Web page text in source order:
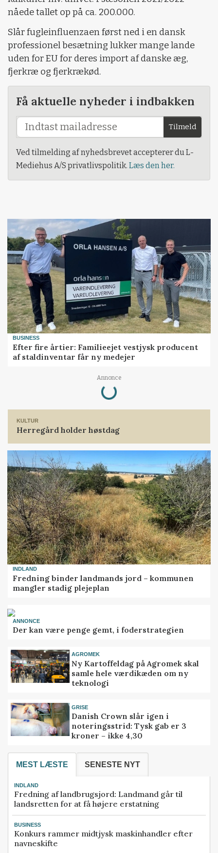
nåede tallet op på ca. 200.000.
Slår fugleinfluenzaen først ned i en dansk
professionel besætning lukker mange lande
uden for EU for deres import af danske æg,
fjerkræ og fjerkrækød.
Få aktuelle nyheder i indbakken
Tilmeld
Ved tilmelding af nyhedsbrevet accepterer du L-
Mediehus A/S privatlivspolitik. Læs den her.
BUSINESS
Efter fire årtier: Familieejet vestjysk producent
af staldinventar får ny medejer
Annonce
Loading...
KULTUR
Herregård holder høstdag
INDLAND
Fredning binder landmands jord – kommunen
mangler stadig plejeplan
ANNONCE
Der kan være penge gemt, i foderstrategien
AGROMEK
Ny Kartoffeldag på Agromek skal
samle hele værdikæden om ny
teknologi
GRISE
Danish Crown slår igen i
noteringsstrid: Tysk gab er 3
kroner – ikke 4,30
MEST LÆSTE SENESTE NYT
INDLAND
Fredning af landbrugsjord: Landmand går til
landsretten for at få højere erstatning
BUSINESS
Konkurs rammer midtjysk maskinhandler efter
navneskifte